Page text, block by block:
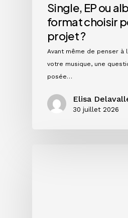
Single, EP ou
format choisir
projet ?
Avant même de penser à
votre musique, une
posée…
Elisa
30 juillet 2026